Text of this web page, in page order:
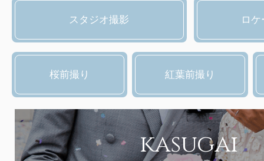
スタジオ撮影 ロ
桜前撮り 紅葉前撮り
kasugai